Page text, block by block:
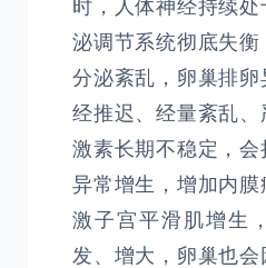
时，人体神经持续
泌调节系统彻底失
分泌紊乱，卵巢排卵
经推迟、经量紊乱、
激素长期不稳定，
异常增生，增加内膜
激子宫平滑肌增生
发、增大，卵巢也会